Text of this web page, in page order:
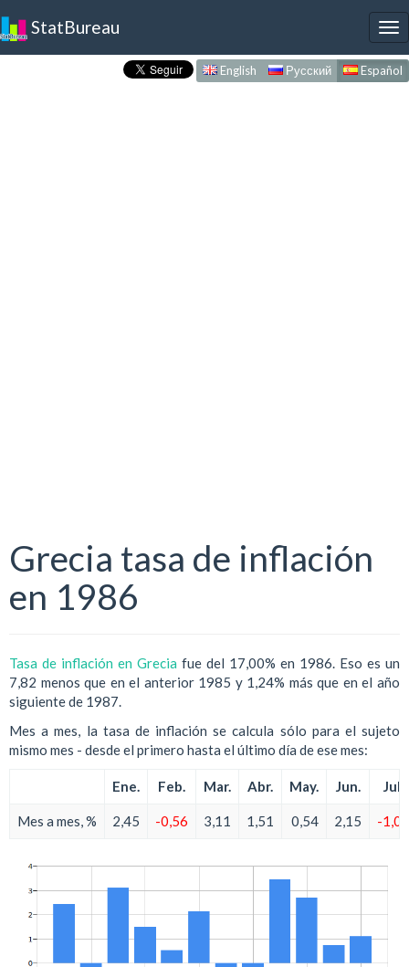
StatBureau
English Русский Español
Grecia tasa de inflación
en 1986
Tasa de inflación en Grecia fue del 17,00% en 1986. Eso es un
7,82 menos que en el anterior 1985 y 1,24% más que en el año
siguiente de 1987.
Mes a mes, la tasa de inflación se calcula sólo para el sujeto
mismo mes - desde el primero hasta el último día de ese mes:
Ene. Feb. Mar. Abr. May. Jun. Jul.
Mes a mes, % 2,45 -0,56 3,11 1,51 0,54 2,15 -1,05